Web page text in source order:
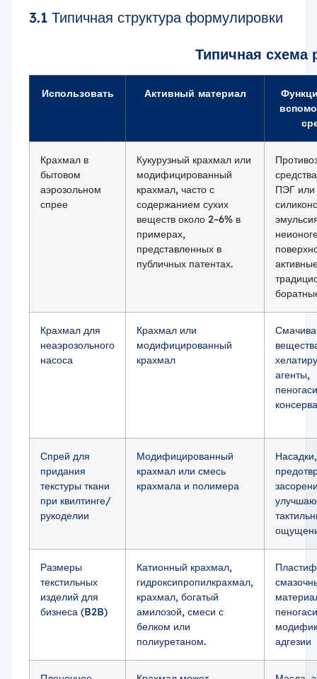
3.1 Типичная структура формулировки
Типичная схема
Использовать Активный материал
Крахмал в
бытовом
аэрозольном
спрее
Кукурузный крахмал или
модифицированный
крахмал, часто с
содержанием сухих
веществ около 2–6% в
примерах,
представленных в
публичных патентах.
ПЭГ или
Крахмал для
неаэрозольного
насоса
Крахмал или
модифицированный
крахмал
агенты,
Спрей для
придания
текстуры ткани
при квилтинге/
рукоделии
Модифицированный
крахмал или смесь
крахмала и полимера
Насадки,
Размеры
текстильных
изделий для
бизнеса (B2B)
Катионный крахмал,
гидроксипропилкрахмал,
крахмал, богатый
амилозой, смеси с
белком или
полиуретаном.
адгезии